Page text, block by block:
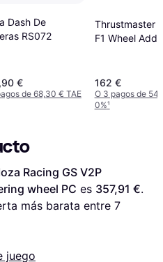
Dash De
RS072
€
de 68,30 € TAE
Thrustmaster
F1 Wheel
162 €
O 3 pagos de
0%¹
Racing GS V2P
wheel PC es 357,91 €.
más barata entre 7
juego